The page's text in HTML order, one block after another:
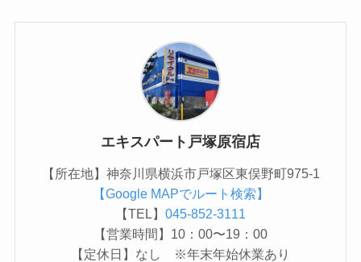
エキスパート戸塚原宿店
【所在地】神奈川県横浜市戸塚区東俣野町975-1
【Google MAPでルート検索】
【TEL】 045-852-3111
【営業時間】10：00〜19：00
【定休日】なし ※年末年始休業あり